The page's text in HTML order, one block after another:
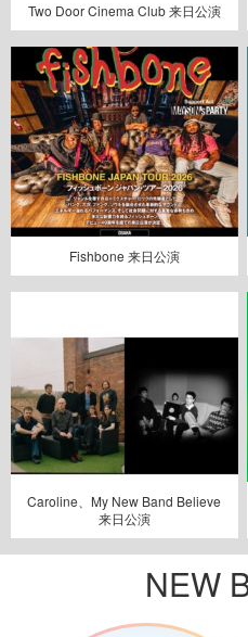
Two Door Cinema Club 来日公演
Fishbone 来日公演
Caroline、My New Band Believe
来日公演
NEW